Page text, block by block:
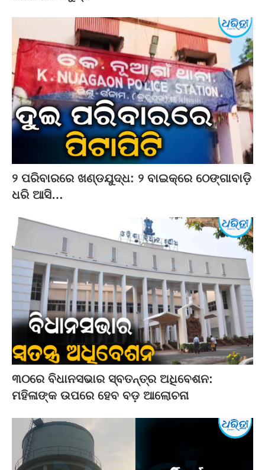
୨ ପରିବାରରେ ଖଣ୍ଡଯୁଦ୍ଧ: ୨ ବାଇକ୍‌ରେ ଠେଙ୍ଗାବାଡ଼ି
ଧରି ଆସି…
୩୦ରେ ବିଧାନସଭାର ସ୍ବତନ୍ତ୍ର ଅଧିବେଶନ:
ମହିଳାଙ୍କ ଉପରେ ହେବ ବଡ଼ ଆଲୋଚନା